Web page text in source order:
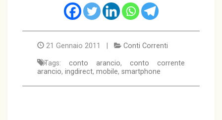
21 Gennaio 2011 | Conti Correnti
Tags: conto arancio, conto corrente
arancio, ingdirect, mobile, smartphone